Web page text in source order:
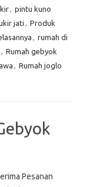
, pintu kuno
jati , Produk
, rumah di
, Rumah gebyok
, Rumah joglo
Pesanan